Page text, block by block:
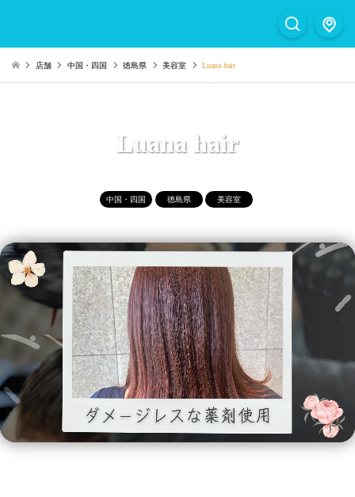
店舗 中国・四国 徳島県 美容室 Luana hair
Luana hair
中国・四国 徳島県 美容室